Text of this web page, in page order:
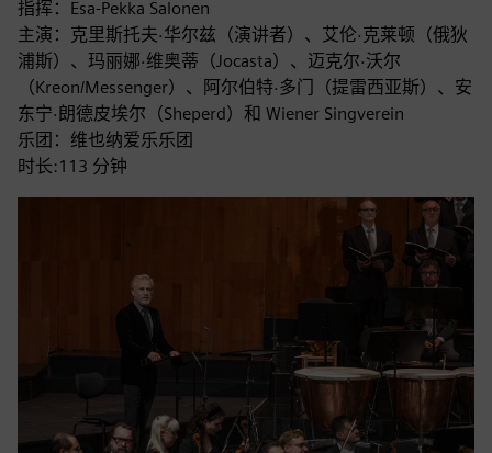
指挥：Esa-Pekka Salonen
主演：克里斯托夫·华尔兹（演讲者）、艾伦·克莱顿（俄狄
浦斯）、玛丽娜·维奥蒂（Jocasta）、迈克尔·沃尔
（Kreon/Messenger）、阿尔伯特·多门（提雷西亚斯）、安
东宁·朗德皮埃尔（Sheperd）和 Wiener Singverein
乐团：维也纳爱乐乐团
时长:113 分钟